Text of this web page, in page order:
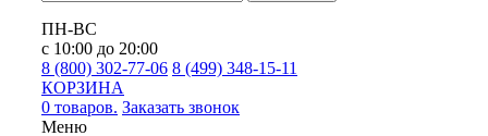
ПН-ВС
с 10:00 до 20:00
8 (800) 302-77-06 8 (499) 348-15-11
КОРЗИНА
0 товаров. Заказать звонок
Меню